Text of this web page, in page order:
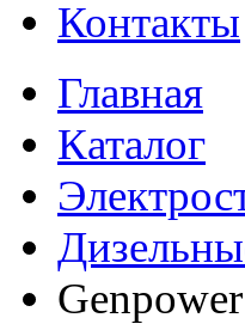
Контакты
Главная
Каталог